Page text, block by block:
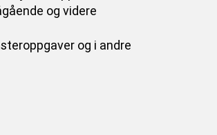
og videre
og i andre